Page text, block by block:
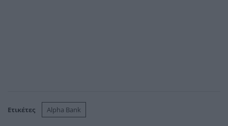
Ετικέτες Alpha Bank